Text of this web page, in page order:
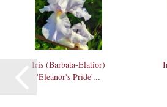
Iris (Barbata-Elatior)
'Eleanor's Pride'...